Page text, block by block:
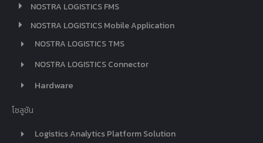
NOSTRA LOGISTICS FMS
NOSTRA LOGISTICS Mobile Application
NOSTRA LOGISTICS TMS
NOSTRA LOGISTICS Connector
Hardware
โซลูชัน
Logistics Analytics Platform Solution